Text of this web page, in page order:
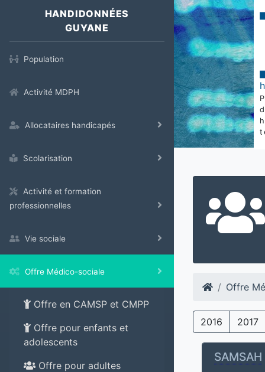
HANDIDONNÉES
GUYANE
Population
Activité MDPH
Allocataires handicapés
Scolarisation
Activité et formation
professionnelles
Vie sociale
Offre Médico-sociale
Offre en CAMSP et CMPP
Offre pour enfants et
adolescents
Offre pour adultes
Offre
2016 2017
SAMSAH